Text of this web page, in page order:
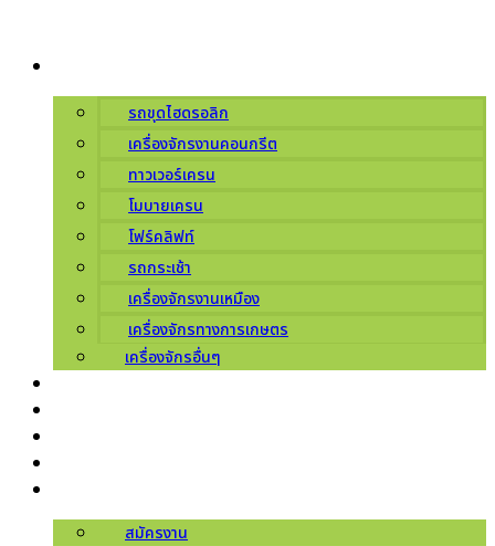
content
รถขุดไฮดรอลิก
เครื่องจักรงานคอนกรีต
ทาวเวอร์เครน
โมบายเครน
โฟร์คลิฟท์
รถกระเช้า
เครื่องจักรงานเหมือง
เครื่องจักรทางการเกษตร
เครื่องจักรอื่นๆ
สมัครงาน